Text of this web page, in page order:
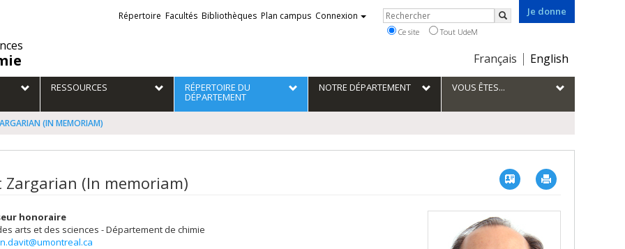
Je donne
Choix
la
langue
Français English
Liens
externes
Répertoire Facultés Bibliothèques Plan campus Connexion Rechercher
Rechercher
Ce site Tout UdeM
RESSOURCES RÉPERTOIRE DU
DÉPARTEMENT
NOTRE DÉPARTEMENT VOUS ÊTES...
(IN MEMORIAM)
Zargarian (In memoriam) Vcard
honoraire
arts et des sciences - Département de chimie